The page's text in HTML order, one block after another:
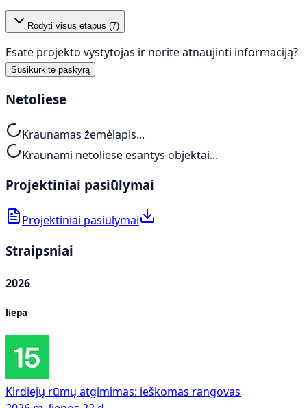
Rodyti visus etapus (7)
Esate projekto vystytojas ir norite atnaujinti informaciją?
Susikurkite paskyrą
Netoliese
Kraunamas žemėlapis...
Kraunami netoliese esantys objektai...
Projektiniai pasiūlymai
Projektiniai pasiūlymai
Straipsniai
2026
liepa
Kirdiejų rūmų atgimimas: ieškomas rangovas